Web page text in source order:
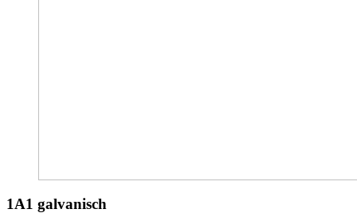
1A1 galvanisch